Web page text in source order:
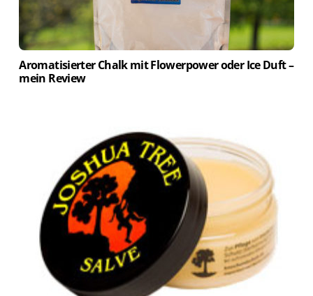
Aromatisierter Chalk mit Flowerpower oder Ice Duft –
mein Review